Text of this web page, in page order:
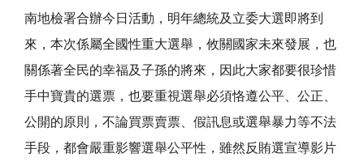
南地檢署合辦今日活動，明年總統及立委大選即將到
來，本次係屬全國性重大選舉，攸關國家未來發展，也
關係著全民的幸福及子孫的將來，因此大家都要很珍惜
手中寶貴的選票，也要重視選舉必須恪遵公平、公正、
公開的原則，不論買票賣票、假訊息或選舉暴力等不法
手段，都會嚴重影響選舉公平性，雖然反賄選宣導影片